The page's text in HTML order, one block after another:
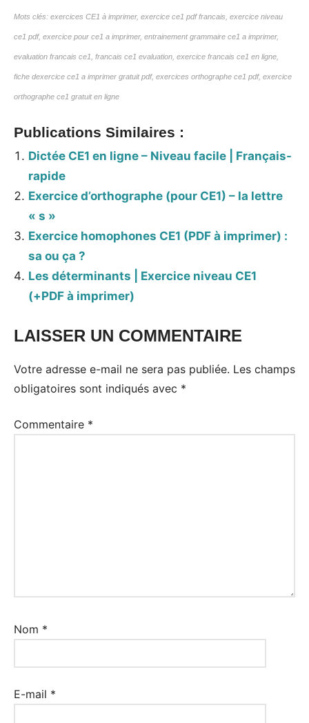
Mots clés: exercices CE1 à imprimer, exercice ce1 pdf francais, exercice niveau
ce1 pdf, exercice pour ce1 a imprimer, entrainement grammaire ce1 a imprimer,
evaluation francais ce1, francais ce1 evaluation, exercice francais ce1 en ligne,
fiche dexercice ce1 a imprimer gratuit pdf, exercices orthographe ce1 pdf, exercice
orthographe ce1 gratuit en ligne
Publications Similaires :
Dictée CE1 en ligne – Niveau facile | Français-
rapide
Exercice d’orthographe (pour CE1) – la lettre
« s »
Exercice homophones CE1 (PDF à imprimer) :
sa ou ça ?
Les déterminants | Exercice niveau CE1
(+PDF à imprimer)
LAISSER UN COMMENTAIRE
Votre adresse e-mail ne sera pas publiée. Les champs
obligatoires sont indiqués avec *
Commentaire *
Nom *
E-mail *